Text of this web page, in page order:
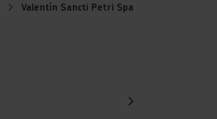
Valentín Sancti Petri Spa